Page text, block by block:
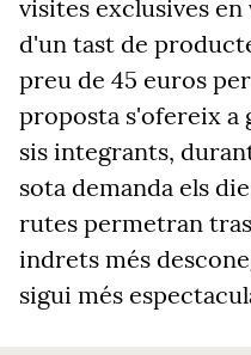
visites exclusives en
d'un tast de
preu de 45 euros
proposta s'ofereix a
sis integrants,
sota demanda els
rutes permetran
indrets més
sigui més